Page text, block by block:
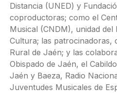
Distancia (UNED) y
coproductoras; como el
Musical (CNDM), unidad del
Cultura; las patrocinadoras,
Rural de Jaén; y las
Obispado de Jaén, el
Jaén y Baeza, Radio
Juventudes Musicales de